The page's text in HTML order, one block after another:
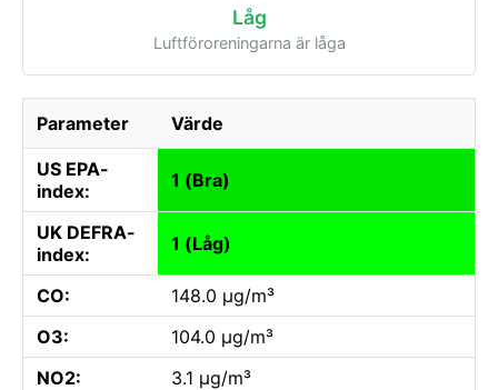
Låg
Luftföroreningarna är låga
Parameter Värde
US EPA-
index:
1 (Bra)
UK DEFRA-
index:
1 (Låg)
CO:
148.0 µg/m³
O3:
104.0 µg/m³
NO2:
3.1 µg/m³